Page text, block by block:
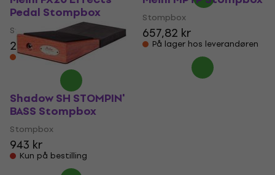
Pedal Stompbox
Stompbox
2.033,25 kr
På lager hos leverandøren
Stompbox
657,82 kr
På lager hos leverandøren
Shadow SH STOMPIN'
BASS Stompbox
Stompbox
943 kr
Kun på bestilling